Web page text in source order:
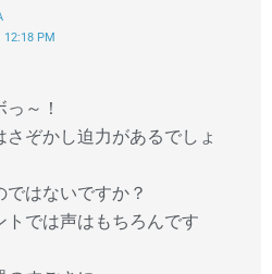
12:18 PM
～！
ぞかし迫力があるでしょ
はないですか？
トでは声はもちろんです